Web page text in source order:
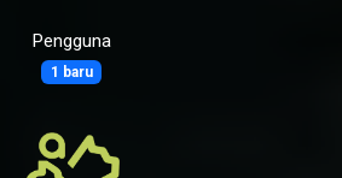
Pengguna
1 baru